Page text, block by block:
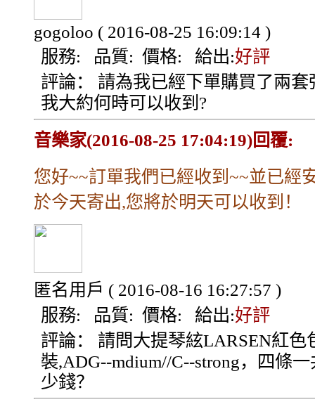
gogoloo ( 2016-08-25 16:09:14 )
服務: 品質: 價格: 給出:好評
評論：
請為我已經下單購買了兩套
我大約何時可以收到?
音樂家(2016-08-25 17:04:19)回覆:
您好~~訂單我們已經收到~~並已經
於今天寄出,您將於明天可以收到！
匿名用戶 ( 2016-08-16 16:27:57 )
服務: 品質: 價格: 給出:好評
評論：
請問大提琴絃LARSEN紅色
裝,ADG--mdium//C--strong，四條
少錢？